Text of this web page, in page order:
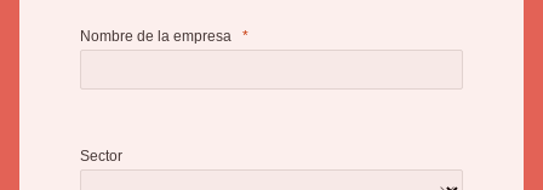
Nombre de la empresa
Sector